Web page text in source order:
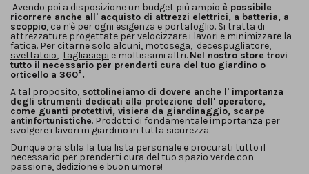
Avendo poi a disposizione un budget più ampio è possibile
ricorrere anche all' acquisto di attrezzi elettrici, a batteria, a
scoppio, ce n'è per ogni esigenza e portafoglio. Si tratta di
attrezzature progettate per velocizzare i lavori e minimizzare la
fatica. Per citarne solo alcuni, motosega, decespugliatore,
svettatoio, tagliasiepi e moltissimi altri. Nel nostro store trovi
tutto il necessario per prenderti cura del tuo giardino o
orticello a 360°.
A tal proposito, sottolineiamo di dovere anche l' importanza
degli strumenti dedicati alla protezione dell' operatore,
come guanti protettivi, visiera da giardinaggio, scarpe
antinfortunistiche. Prodotti di fondamentale importanza per
svolgere i lavori in giardino in tutta sicurezza.
Dunque ora stila la tua lista personale e procurati tutto il
necessario per prenderti cura del tuo spazio verde con
passione, dedizione e buon umore!